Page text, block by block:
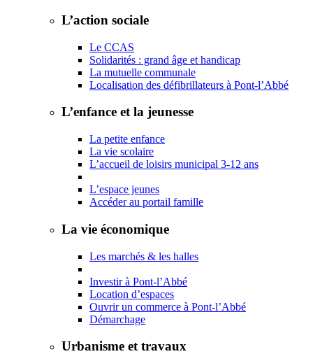
L’action sociale
Le CCAS
Solidarités : grand âge et handicap
La mutuelle communale
Localisation des défibrillateurs à Pont-l’Abbé
L’enfance et la jeunesse
La petite enfance
La vie scolaire
L’accueil de loisirs municipal 3-12 ans
L’espace jeunes
Accéder au portail famille
La vie économique
Les marchés & les halles
Investir à Pont-l’Abbé
Location d’espaces
Ouvrir un commerce à Pont-l’Abbé
Démarchage
Urbanisme et travaux